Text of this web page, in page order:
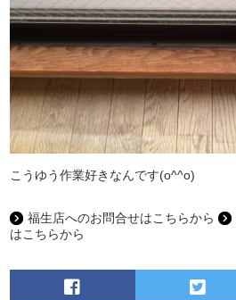
こうゆう作業好きなんです(o^^o)
福生店へのお問合せはこちらから
はこちらから